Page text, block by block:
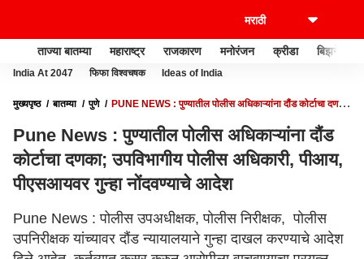
ताज्या बातम्या महाराष्ट्र राजकारण मनोरंजन क्रीडा बिझनेस
India At 2047 फिफा विश्वचषक Ideas of India
मुख्यपृष्ठ बातम्या पुणे
PUNE NEWS : पुण्यातील पोलीस अधिकाऱ्यांना दौंड कोर्टाचा दणका;
Pune News : पुण्यातील पोलीस अधिकाऱ्यांना दौंड
कोर्टाचा दणका; उपविभागीय पोलीस अधिकारी, पीआय,
पीएसआयवर गुन्हा नोंदवण्याचे आदेश
Pune News : पोलीस उपअधीक्षक, पोलीस निरीक्षक, पोलीस
उपनिरीक्षक यांच्यावर दौंड न्यायालयाने गुन्हा दाखल करण्याचे आदेश